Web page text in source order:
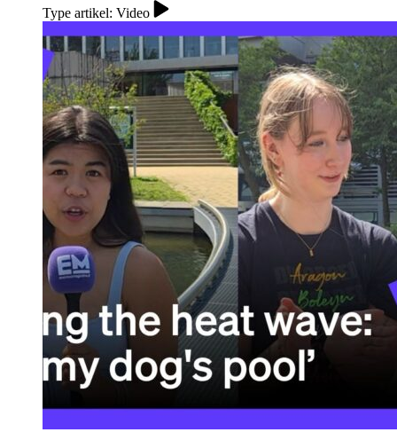
Type artikel: Video